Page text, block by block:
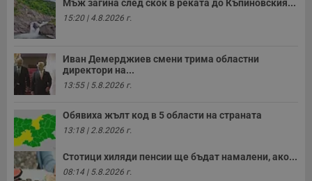
Мъж загина след скок в реката до Къпиновския...
15:20 | 4.8.2026 г.
Иван Демерджиев смени трима областни
директори на...
13:55 | 5.8.2026 г.
Обявиха жълт код в 5 области на страната
13:18 | 2.8.2026 г.
Стотици хиляди пенсии ще бъдат намалени, ако...
08:14 | 5.8.2026 г.